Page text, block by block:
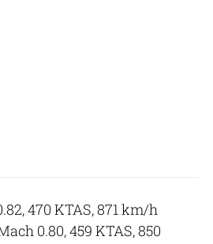
470 KTAS, 871 km/h
0.80, 459 KTAS, 850